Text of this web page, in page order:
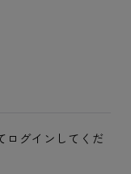
ログインしてくだ